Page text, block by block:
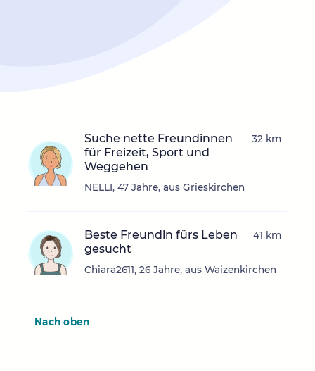
Suche nette Freundinnen
für Freizeit, Sport und
Weggehen
NELLI, 47 Jahre, aus Grieskirchen
32 km
Beste Freundin fürs Leben
gesucht
Chiara2611, 26 Jahre, aus Waizenkirchen
41 km
Nach oben